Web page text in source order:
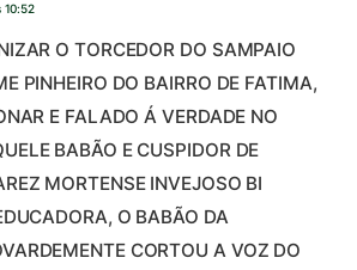
10:52
O TORCEDOR DO SAMPAIO
PINHEIRO DO BAIRRO DE FATIMA,
E FALADO Á VERDADE NO
BABÃO E CUSPIDOR DE
MORTENSE INVEJOSO BI
O BABÃO DA
CORTOU A VOZ DO